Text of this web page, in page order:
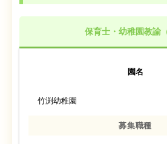
保育士・幼稚園教諭
園名
竹渕幼稚園
募集職種